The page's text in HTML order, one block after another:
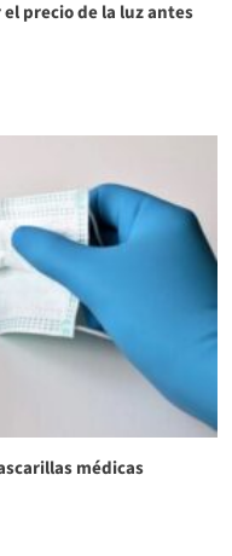
precio de la luz antes
médicas